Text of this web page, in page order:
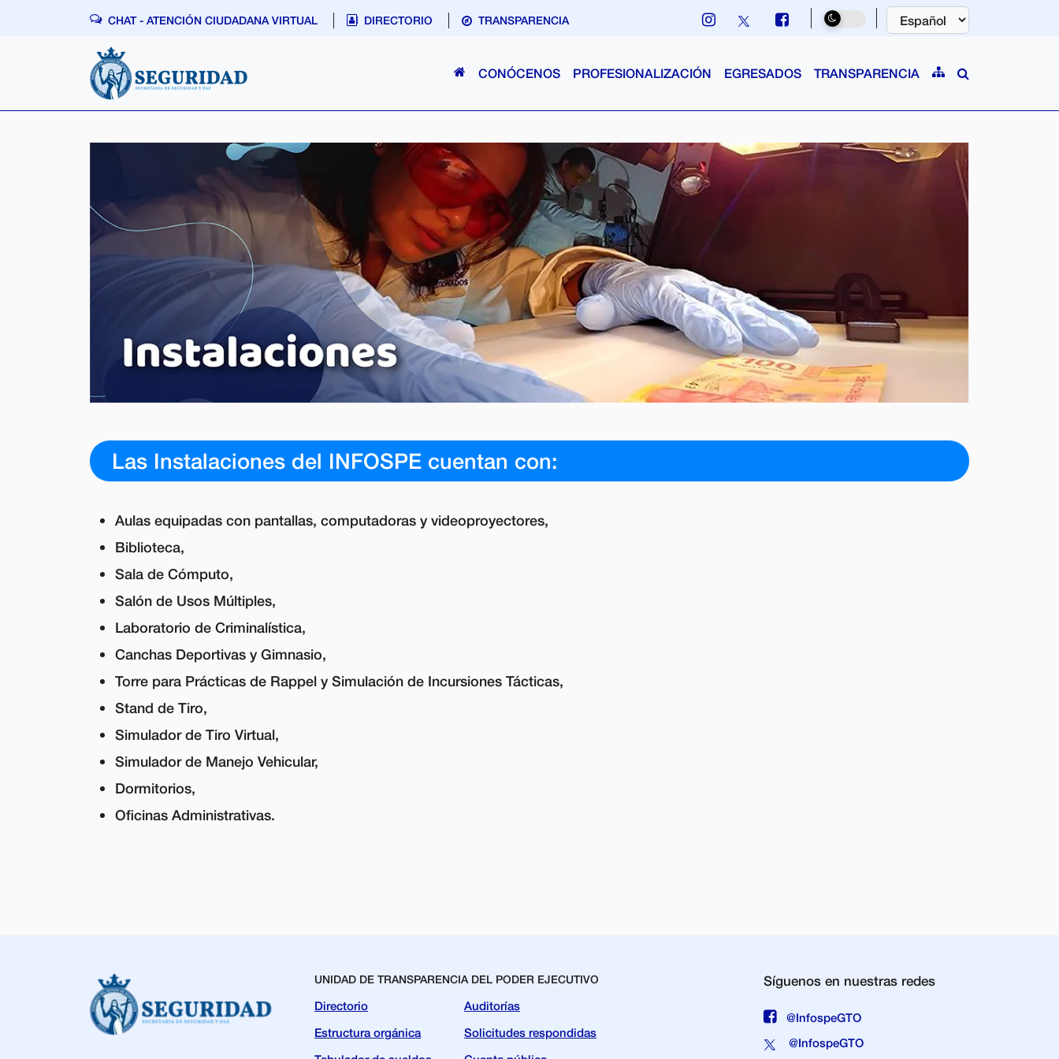
CHAT - ATENCIÓN CIUDADANA VIRTUAL DIRECTORIO TRANSPARENCIA
CONÓCENOS PROFESIONALIZACIÓN EGRESADOS TRANSPARENCIA
Las Instalaciones del INFOSPE cuentan con:
Aulas equipadas con pantallas, computadoras y videoproyectores,
Biblioteca,
Sala de Cómputo,
Salón de Usos Múltiples,
Laboratorio de Criminalística,
Canchas Deportivas y Gimnasio,
Torre para Prácticas de Rappel y Simulación de Incursiones Tácticas,
Stand de Tiro,
Simulador de Tiro Virtual,
Simulador de Manejo Vehicular,
Dormitorios,
Oficinas Administrativas.
UNIDAD DE TRANSPARENCIA DEL PODER EJECUTIVO
Directorio
Estructura orgánica
Auditorías
Solicitudes respondidas
Síguenos en nuestras redes
@InfospeGTO
@InfospeGTO